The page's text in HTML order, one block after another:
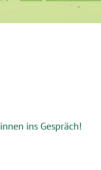
ins Gespräch!